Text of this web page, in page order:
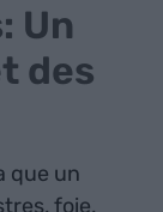
Un
des
que un
foie,